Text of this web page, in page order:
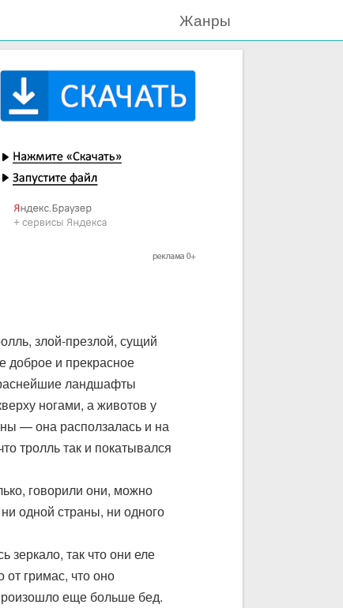
Жанры
злой-презлой, сущий
доброе и прекрасное
ландшафты
ногами, а животов у
— она расползалась и на
тролль так и покатывался
говорили они, можно
одной страны, ни одного
так что они еле
от гримас, что оно
еще больше бед.